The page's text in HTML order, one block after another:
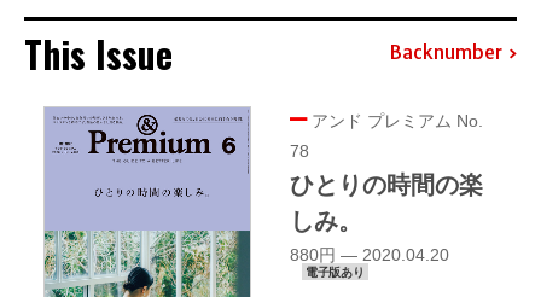
This Issue Backnumber
アンド プレミアム No.
78
ひとりの時間の楽
しみ。
880円 — 2020.04.20
電子版あり